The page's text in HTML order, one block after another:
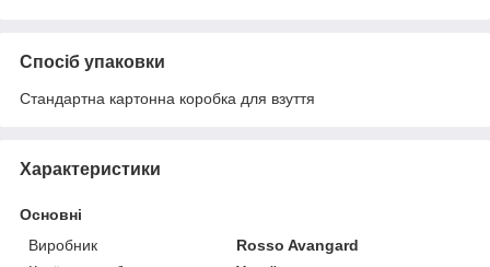
Спосіб упаковки
Стандартна картонна коробка для взуття
Характеристики
Основні
Виробник
Rosso Avangard